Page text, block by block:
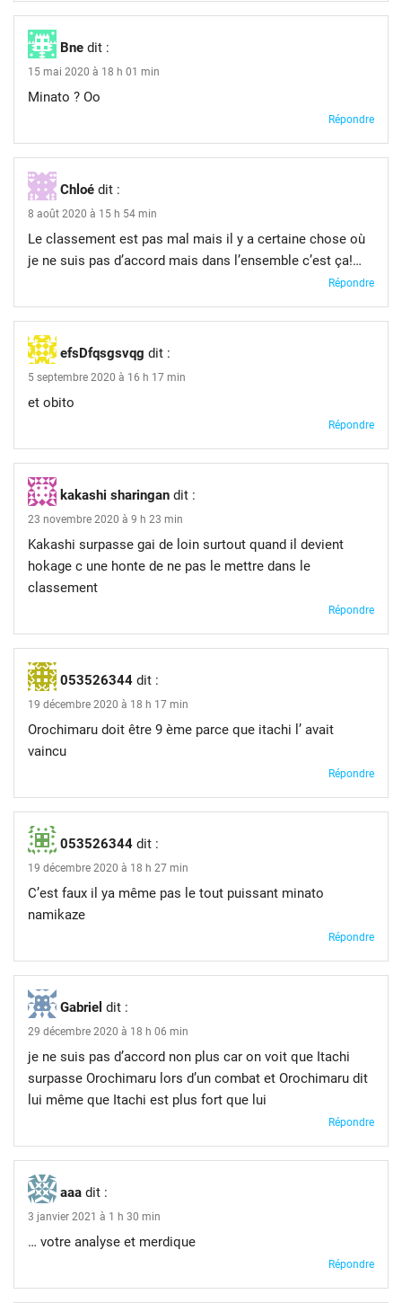
Bne dit :
15 mai 2020 à 18 h 01 min
Minato ? Oo
Répondre
Chloé dit :
8 août 2020 à 15 h 54 min
Le classement est pas mal mais il y a certaine chose où
je ne suis pas d’accord mais dans l’ensemble c’est ça!…
Répondre
efsDfqsgsvqg dit :
5 septembre 2020 à 16 h 17 min
et obito
Répondre
kakashi sharingan dit :
23 novembre 2020 à 9 h 23 min
Kakashi surpasse gai de loin surtout quand il devient
hokage c une honte de ne pas le mettre dans le
classement
Répondre
053526344 dit :
19 décembre 2020 à 18 h 17 min
Orochimaru doit être 9 ème parce que itachi l’ avait
vaincu
Répondre
053526344 dit :
19 décembre 2020 à 18 h 27 min
C’est faux il ya même pas le tout puissant minato
namikaze
Répondre
Gabriel dit :
29 décembre 2020 à 18 h 06 min
je ne suis pas d’accord non plus car on voit que Itachi
surpasse Orochimaru lors d’un combat et Orochimaru dit
lui même que Itachi est plus fort que lui
Répondre
aaa dit :
3 janvier 2021 à 1 h 30 min
… votre analyse et merdique
Répondre